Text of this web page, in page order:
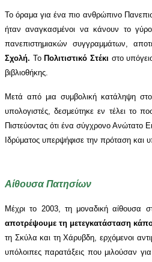
Το όραμα για ένα πιο ανθρώπινο
ήταν αναγκασμένοι να κάνουν το
πανεπιστημιακών συγγραμμάτων,
Σχολή. Το Πολιτιστικό Στέκι στο
βιβλιοθήκης.
Μετά από μια συμβολική κατάληψη
υπολογιστές, δεσμεύτηκε εν τέλει το
Πιστεύοντας ότι ένα σύγχρονο Ανώτατο
Ιδρύματος υπερψήφισε την πρόταση και
Αίθουσα Πατησίων
Μέχρι το 2003, τη μοναδική αίθουσα
αποτρέψουμε τη μετεγκατάσταση
τη Σκύλα και τη Χάρυβδη, ερχόμενοι
υπόλοιπες παρατάξεις που μιλούσαν